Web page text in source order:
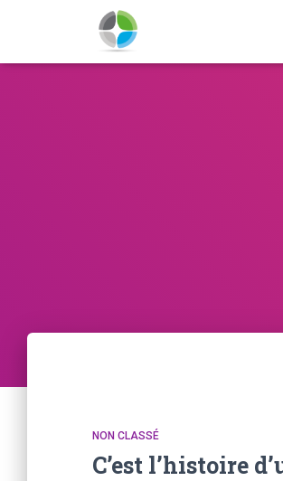
NON CLASSÉ
C’est l’histoire